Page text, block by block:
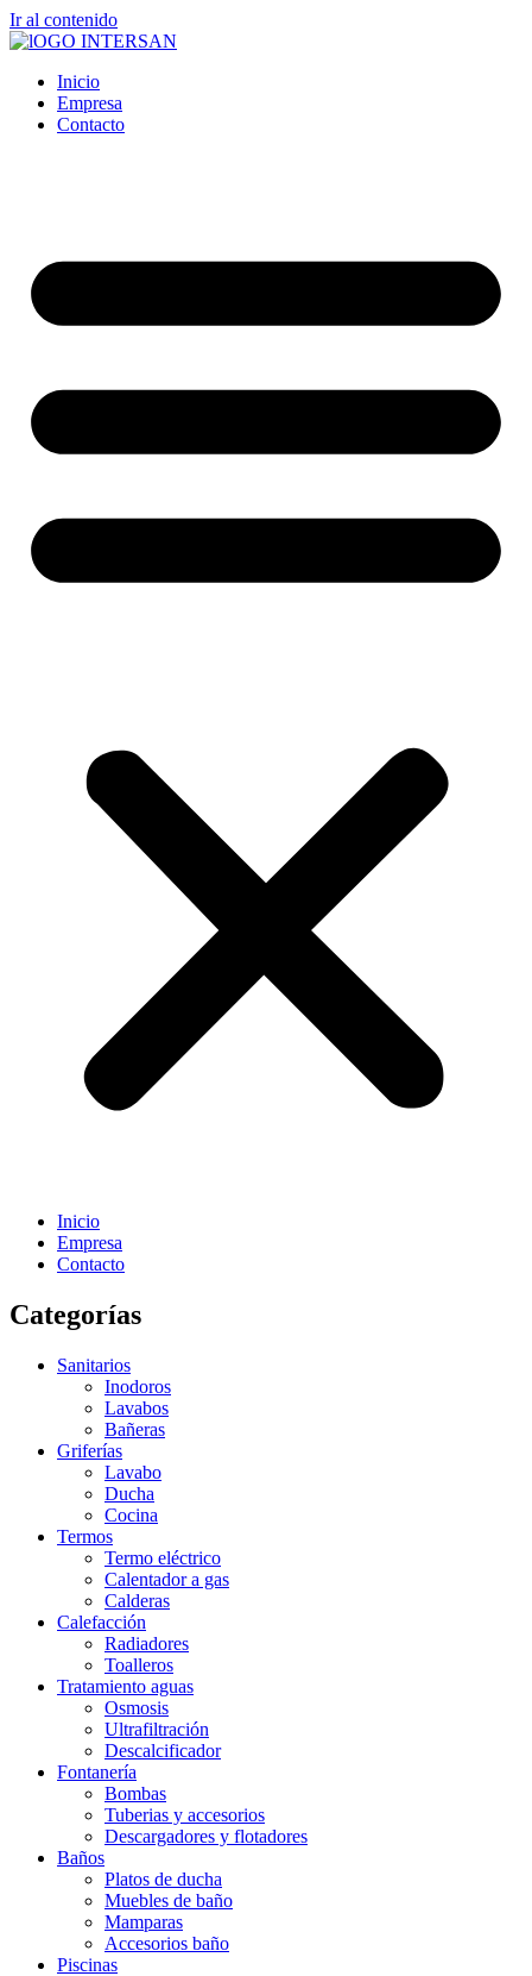
Ir al contenido
Inicio
Empresa
Contacto
Inicio
Empresa
Contacto
Categorías
Sanitarios
Inodoros
Lavabos
Bañeras
Griferías
Lavabo
Ducha
Cocina
Termos
Termo eléctrico
Calentador a gas
Calderas
Calefacción
Radiadores
Toalleros
Tratamiento aguas
Osmosis
Ultrafiltración
Descalcificador
Fontanería
Bombas
Tuberias y accesorios
Descargadores y flotadores
Baños
Platos de ducha
Muebles de baño
Mamparas
Accesorios baño
Piscinas